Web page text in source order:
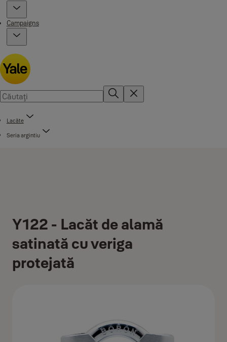
Campaigns
Lacăte
Seria argintiu
Y122 - Lacăt de alamă
satinată cu veriga
protejată